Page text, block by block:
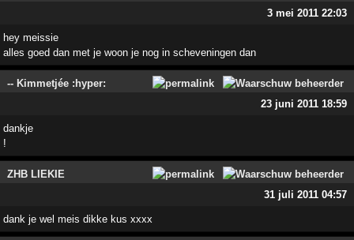
3 mei 2011 22:03
hey meissie
alles goed dan met je woon je nog in scheveningen dan
-- Kimmetjée :hyper:
23 juni 2011 18:59
dankje
!
ZHB LIEKIE
31 juli 2011 04:57
dank je wel meis dikke kus xxxx